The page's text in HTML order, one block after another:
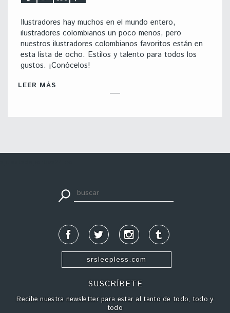
Ilustradores hay muchos en el mundo entero,
ilustradores colombianos un poco menos, pero
nuestros ilustradores colombianos favoritos están en
esta lista de ocho. Estilos y talento para todos los
gustos. ¡Conócelos!
LEER MÁS
srsleepless.com
SUSCRÍBETE
Recibe nuestra newsletter para estar al tanto de todo, todo y
todo